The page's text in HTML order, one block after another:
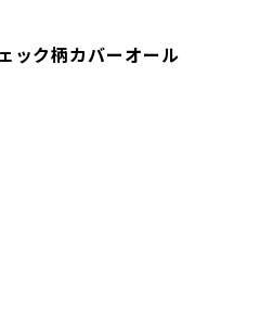
ック柄カバーオール